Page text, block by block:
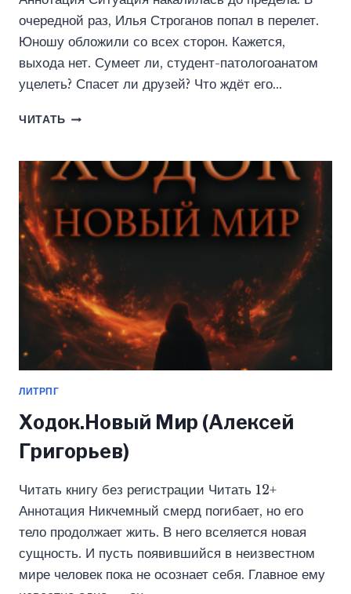
очередной раз, Илья Строганов попал в перелет.
Юношу обложили со всех сторон. Кажется,
выхода нет. Сумеет ли, студент-патологоанатом
уцелеть? Спасет ли друзей? Что ждёт его…
ЧИТАТЬ СПЕКТР-4
КРУГУ
(АЛЕКСЕЙ
ЛИТРПГ
Ходок.Новый Мир (Алексей
Григорьев)
Читать книгу без регистрации Читать 12+
Аннотация Никчемный смерд погибает, но его
тело продолжает жить. В него вселяется новая
сущность. И пусть появившийся в неизвестном
мире человек пока не осознает себя. Главное ему